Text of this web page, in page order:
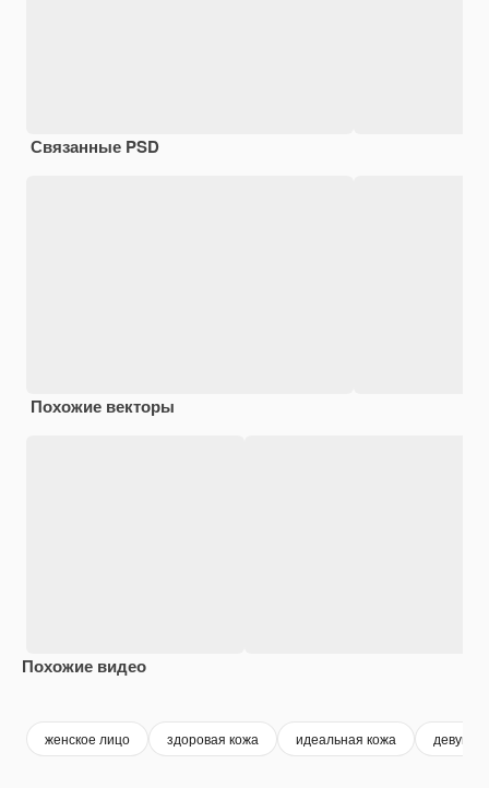
Связанные PSD
Похожие векторы
Похожие видео
женское лицо здоровая кожа идеальная кожа девушка